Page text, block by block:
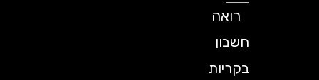
רואה
חשבון
בקריות